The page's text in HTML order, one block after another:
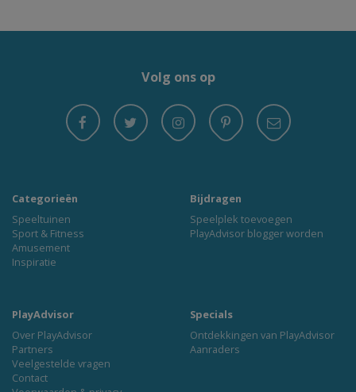
Volg ons op
Categorieën
Speeltuinen
Sport & Fitness
Amusement
Inspiratie
Bijdragen
Speelplek toevoegen
PlayAdvisor blogger worden
PlayAdvisor
Over PlayAdvisor
Partners
Veelgestelde vragen
Contact
Specials
Ontdekkingen van PlayAdvisor
Aanraders